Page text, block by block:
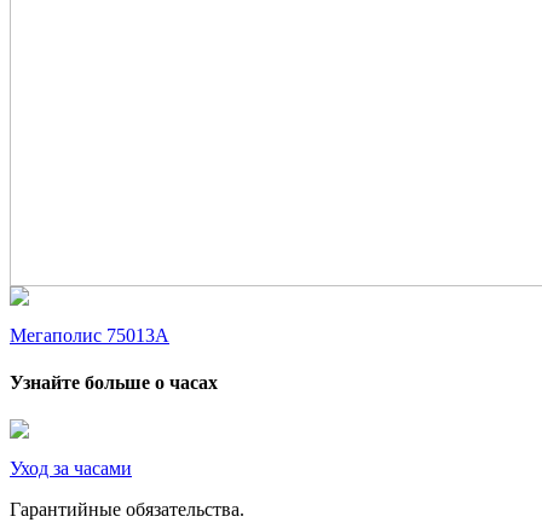
Мегаполис 75013А
Узнайте больше о часах
Уход за часами
Гарантийные обязательства.